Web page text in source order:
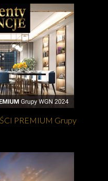
PREMIUM Grupy